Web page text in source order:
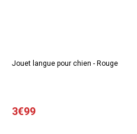
Jouet langue pour chien - Rouge
3€99